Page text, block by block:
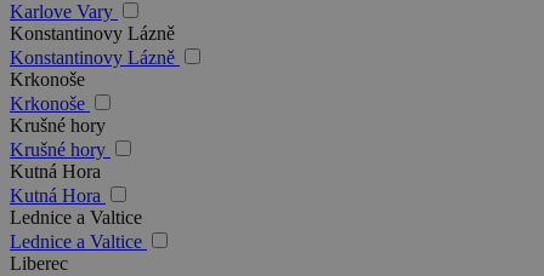
Karlove Vary
Konstantinovy Lázně
Konstantinovy Lázně
Krkonoše
Krkonoše
Krušné hory
Krušné hory
Kutná Hora
Kutná Hora
Lednice a Valtice
Lednice a Valtice
Liberec